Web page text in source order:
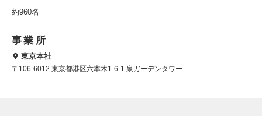
約960名
事業所
東京本社
〒106-6012 東京都港区六本木1-6-1 泉ガーデンタワー